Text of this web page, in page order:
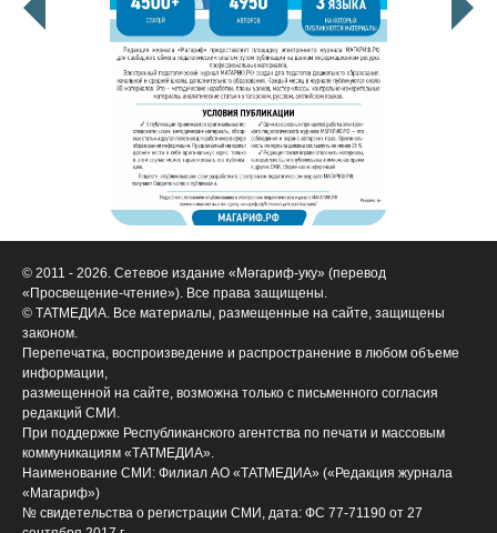
© 2011 - 2026. Сетевое издание «Мәгариф-уку» (перевод
«Просвещение-чтение»). Все права защищены.
© ТАТМЕДИА. Все материалы, размещенные на сайте, защищены
законом.
Перепечатка, воспроизведение и распространение в любом объеме
информации,
размещенной на сайте, возможна только с письменного согласия
редакций СМИ.
При поддержке Республиканского агентства по печати и массовым
коммуникациям «ТАТМЕДИА».
Наименование СМИ: Филиал АО «ТАТМЕДИА» («Редакция журнала
«Магариф»)
№ свидетельства о регистрации СМИ, дата: ФС 77-71190 от 27